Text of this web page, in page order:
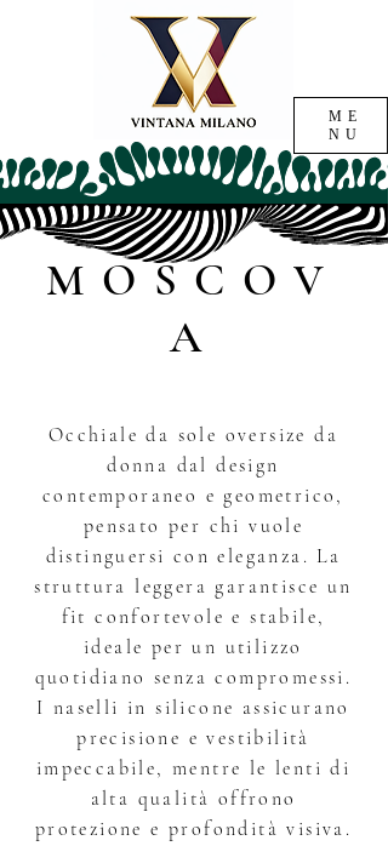
ME
NU
MOSCOV
A
Occhiale da sole oversize da
donna dal design
contemporaneo e geometrico,
pensato per chi vuole
distinguersi con eleganza. La
struttura leggera garantisce un
fit confortevole e stabile,
ideale per un utilizzo
quotidiano senza compromessi.
I naselli in silicone assicurano
precisione e vestibilità
impeccabile, mentre le lenti di
alta qualità offrono
protezione e profondità visiva.